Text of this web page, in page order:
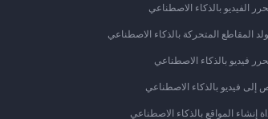
الفيديو بالذكاء الاصطناعي
المقاطع المتحركة بالذكاء الاصطناعي
فيديو بالذكاء الاصطناعي
إلى فيديو بالذكاء الاصطناعي
إنشاء المواقع بالذكاء الاصطناعي